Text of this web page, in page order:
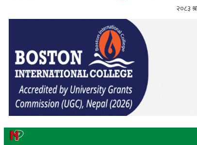
२०८३